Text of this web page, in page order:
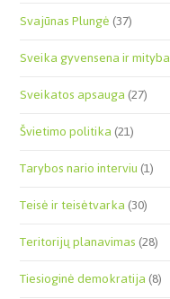
Svajūnas Plungė(37)
Sveika gyvensena ir mityba
Sveikatos apsauga(27)
Švietimo politika(21)
Tarybos nario interviu(1)
Teisė ir teisėtvarka(30)
Teritorijų planavimas(28)
Tiesioginė demokratija(8)